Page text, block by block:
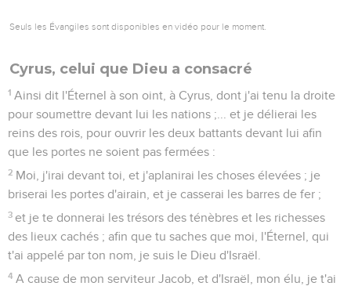
Seuls les Évangiles sont disponibles en vidéo pour le moment.
Cyrus, celui que Dieu a consacré
1 Ainsi dit l'Éternel à son oint, à Cyrus, dont j'ai tenu la droite
pour soumettre devant lui les nations ;... et je délierai les
reins des rois, pour ouvrir les deux battants devant lui afin
que les portes ne soient pas fermées :
2 Moi, j'irai devant toi, et j'aplanirai les choses élevées ; je
briserai les portes d'airain, et je casserai les barres de fer ;
3 et je te donnerai les trésors des ténèbres et les richesses
des lieux cachés ; afin que tu saches que moi, l'Éternel, qui
t'ai appelé par ton nom, je suis le Dieu d'Israël.
4 A cause de mon serviteur Jacob, et d'Israël, mon élu, je t'ai